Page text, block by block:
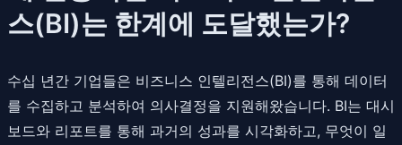
스(BI)는 한계에 도달했는가?
수십 년간 기업들은 비즈니스 인텔리전스(BI)를 통해 데이터
를 수집하고 분석하여 의사결정을 지원해왔습니다. BI는 대시
보드와 리포트를 통해 과거의 성과를 시각화하고, 무엇이 일